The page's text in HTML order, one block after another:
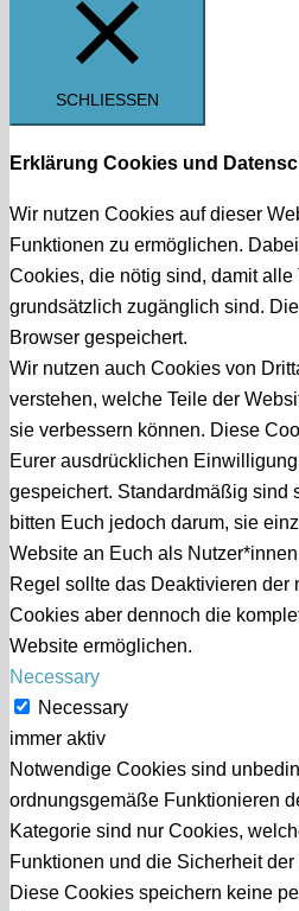
SCHLIESSEN
Erklärung Cookies und
Wir nutzen Cookies auf dieser
Funktionen zu ermöglichen.
Cookies, die nötig sind, damit alle
grundsätzlich zugänglich sind.
Browser gespeichert.
Wir nutzen auch Cookies von
verstehen, welche Teile der
sie verbessern können. Diese
Eurer ausdrücklichen
gespeichert. Standardmäßig sind
bitten Euch jedoch darum, sie
Website an Euch als
Regel sollte das Deaktivieren der
Cookies aber dennoch die
Website ermöglichen.
Necessary
Necessary
immer aktiv
Notwendige Cookies sind
ordnungsgemäße Funktionieren
Kategorie sind nur Cookies,
Funktionen und die Sicherheit
Diese Cookies speichern keine